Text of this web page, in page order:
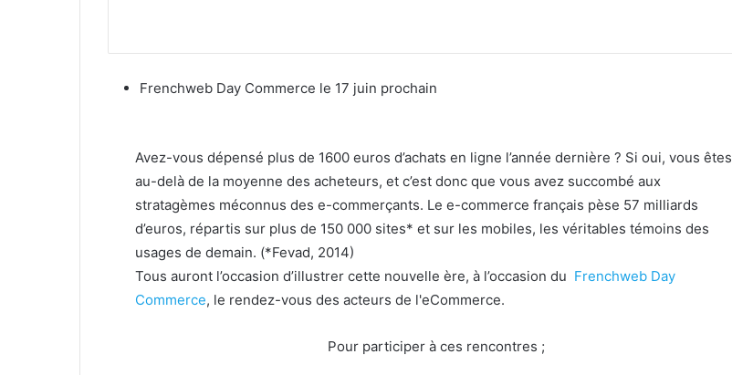
Frenchweb Day Commerce le 17 juin prochain
Avez-vous dépensé plus de 1600 euros d’achats en ligne l’année dernière ? Si oui, vous êtes
au-delà de la moyenne des acheteurs, et c’est donc que vous avez succombé aux
stratagèmes méconnus des e-commerçants. Le e-commerce français pèse 57 milliards
d’euros, répartis sur plus de 150 000 sites* et sur les mobiles, les véritables témoins des
usages de demain. (*Fevad, 2014)
Tous auront l’occasion d’illustrer cette nouvelle ère, à l’occasion du Frenchweb Day
Commerce, le rendez-vous des acteurs de l'eCommerce.
Pour participer à ces rencontres ;